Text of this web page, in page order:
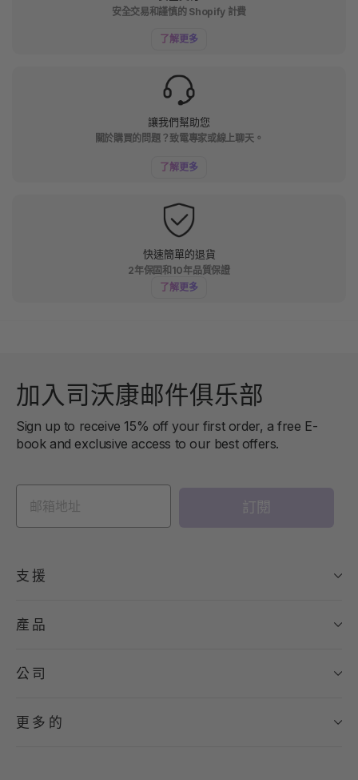
安全交易和謹慎的 Shopify 計費
了解更多
讓我們幫助您
關於購買的問題？致電專家或線上聊天。
了解更多
快速簡單的退貨
2年保固和10年品質保證
了解更多
加入司沃康邮件俱乐部
Sign up to receive 15% off your first order, a free E-
book and exclusive access to our best offers.
訂閱
支援
產品
公司
更多的